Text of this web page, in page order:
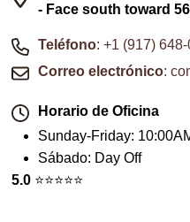
- Face south toward
Teléfono: +1 (917)
Correo electrónico:
Horario de Oficina
Sunday-Friday:
Sábado: Day Off
5.0 ⭐️⭐️⭐️⭐️⭐️